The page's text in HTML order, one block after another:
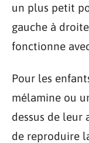
un plus petit
gauche à
fonctionne
Pour les
mélamine ou
dessus de leur
de reproduire